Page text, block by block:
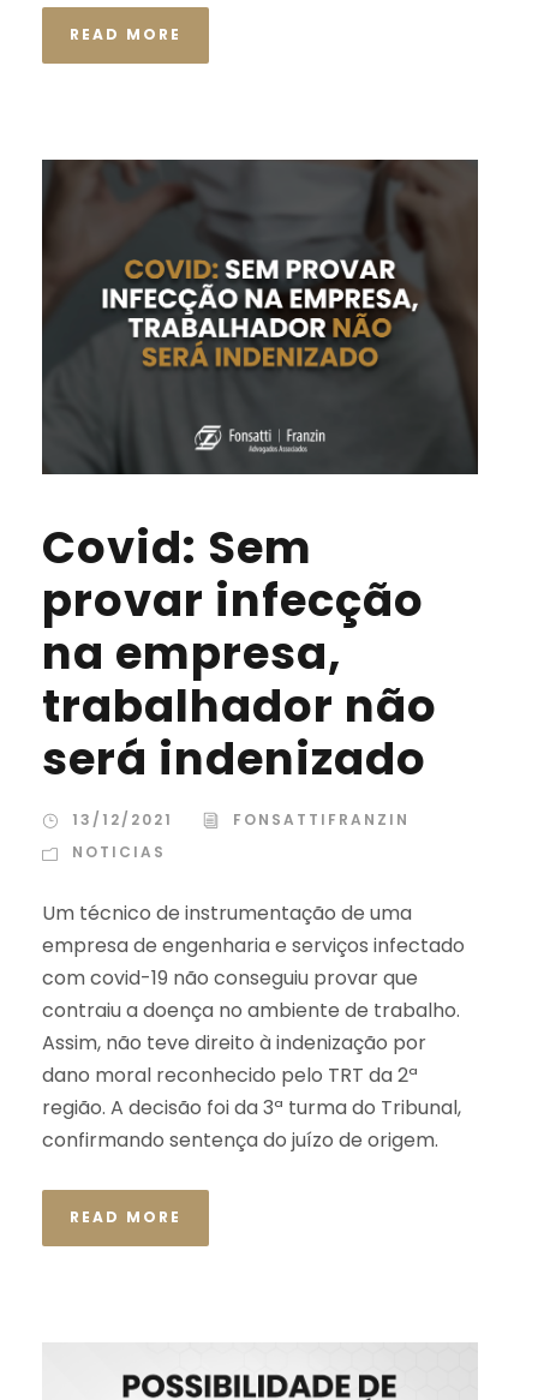
READ MORE
Covid: Sem
provar infecção
na empresa,
trabalhador não
será indenizado
13/12/2021
FONSATTIFRANZIN
NOTICIAS
Um técnico de instrumentação de uma
empresa de engenharia e serviços infectado
com covid-19 não conseguiu provar que
contraiu a doença no ambiente de trabalho.
Assim, não teve direito à indenização por
dano moral reconhecido pelo TRT da 2ª
região. A decisão foi da 3ª turma do Tribunal,
confirmando sentença do juízo de origem.
READ MORE